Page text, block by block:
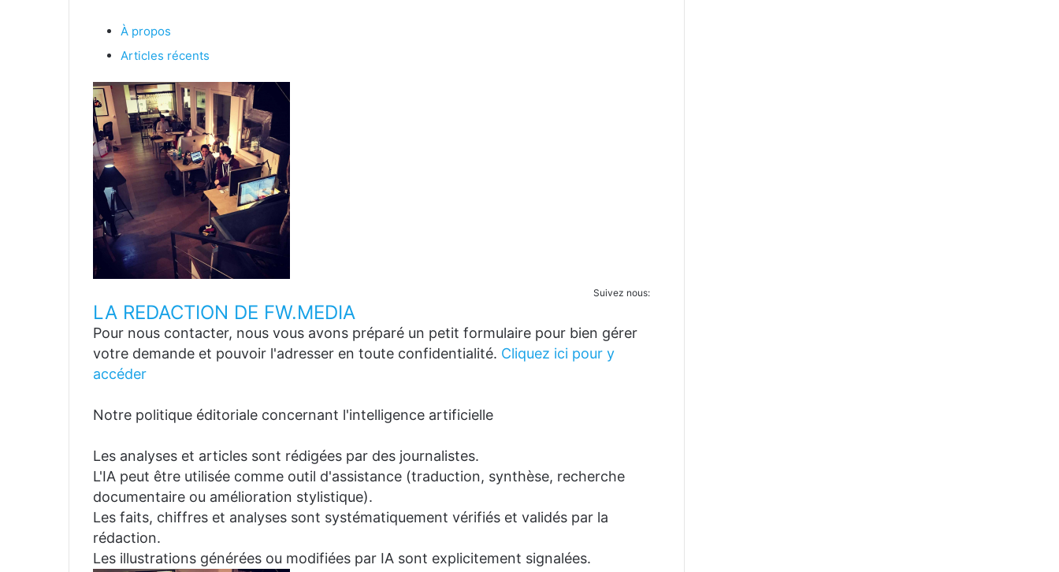
À propos
Articles récents
Suivez nous:
LA REDACTION DE FW.MEDIA
Pour nous contacter, nous vous avons préparé un petit formulaire pour bien gérer
votre demande et pouvoir l'adresser en toute confidentialité. Cliquez ici pour y
accéder
Notre politique éditoriale concernant l'intelligence artificielle
Les analyses et articles sont rédigées par des journalistes.
L'IA peut être utilisée comme outil d'assistance (traduction, synthèse, recherche
documentaire ou amélioration stylistique).
Les faits, chiffres et analyses sont systématiquement vérifiés et validés par la
rédaction.
Les illustrations générées ou modifiées par IA sont explicitement signalées.